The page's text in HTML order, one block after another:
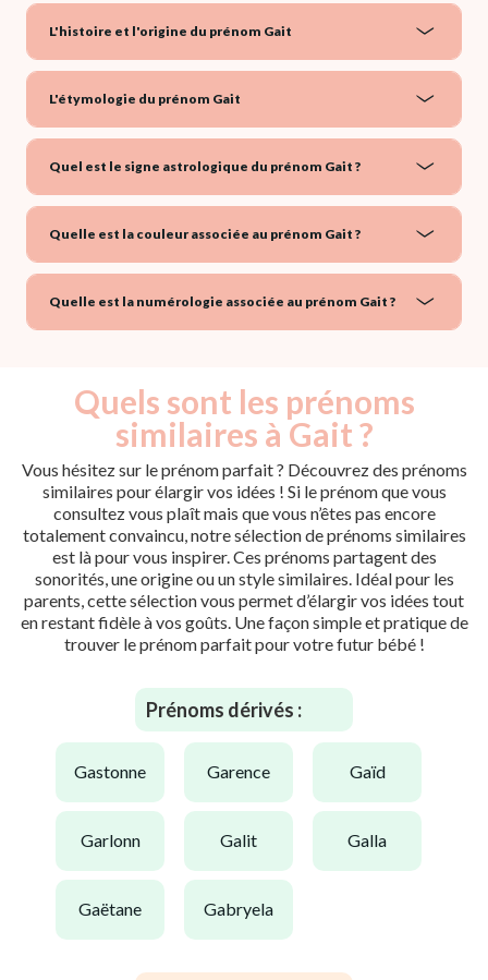
L'histoire et l'origine du prénom Gait
L'étymologie du prénom Gait
Quel est le signe astrologique du prénom Gait ?
Quelle est la couleur associée au prénom Gait ?
Quelle est la numérologie associée au prénom Gait ?
Quels sont les prénoms
similaires à Gait ?
Vous hésitez sur le prénom parfait ? Découvrez des prénoms
similaires pour élargir vos idées ! Si le prénom que vous
consultez vous plaît mais que vous n’êtes pas encore
totalement convaincu, notre sélection de prénoms similaires
est là pour vous inspirer. Ces prénoms partagent des
sonorités, une origine ou un style similaires. Idéal pour les
parents, cette sélection vous permet d’élargir vos idées tout
en restant fidèle à vos goûts. Une façon simple et pratique de
trouver le prénom parfait pour votre futur bébé !
Prénoms dérivés :
gastonne garence gaïd
garlonn galit galla
gaëtane gabryela